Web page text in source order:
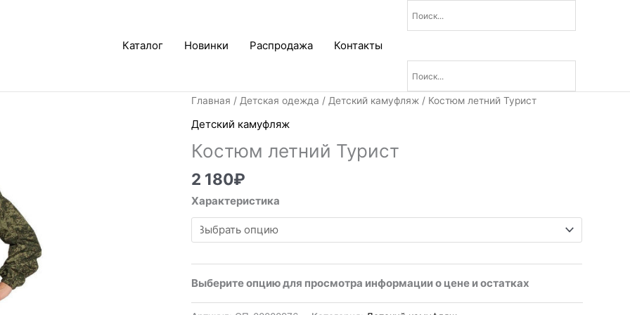
Каталог Новинки Распродажа Контакты
Главная / Детская одежда / Детский камуфляж / Костюм летний Турист
Детский камуфляж
Костюм летний Турист
2 180₽
Характеристика
Выберите опцию для просмотра информации о цене и остатках